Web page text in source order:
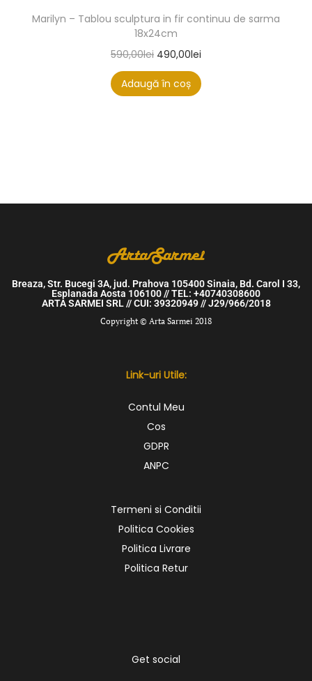
Marilyn – Tablou sculptura in fir continuu de sarma
18x24cm
590,00lei 490,00lei
Adaugă în coș
Breaza, Str. Bucegi 3A, jud. Prahova 105400 Sinaia, Bd. Carol I 33,
Esplanada Aosta 106100 // TEL: +40740308600
ARTA SARMEI SRL // CUI: 39320949 // J29/966/2018
Copyright © Arta Sarmei 2018
Link-uri Utile:
Contul Meu
Cos
GDPR
ANPC
Termeni si Conditii
Politica Cookies
Politica Livrare
Politica Retur
Get social